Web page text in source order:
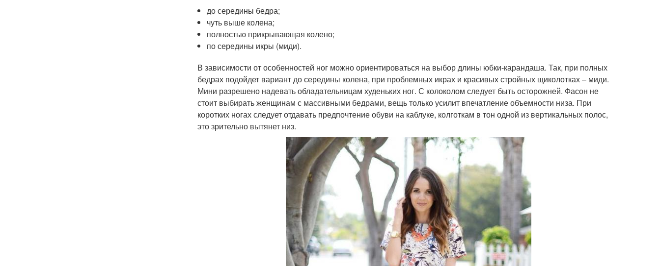
до середины бедра;
чуть выше колена;
полностью прикрывающая колено;
по середины икры (миди).
В зависимости от особенностей ног можно ориентироваться на выбор длины юбки-карандаша. Так, при полных
бедрах подойдет вариант до середины колена, при проблемных икрах и красивых стройных щиколотках – миди.
Мини разрешено надевать обладательницам худеньких ног. С колоколом следует быть осторожней. Фасон не
стоит выбирать женщинам с массивными бедрами, вещь только усилит впечатление объемности низа. При
коротких ногах следует отдавать предпочтение обуви на каблуке, колготкам в тон одной из вертикальных полос,
это зрительно вытянет низ.